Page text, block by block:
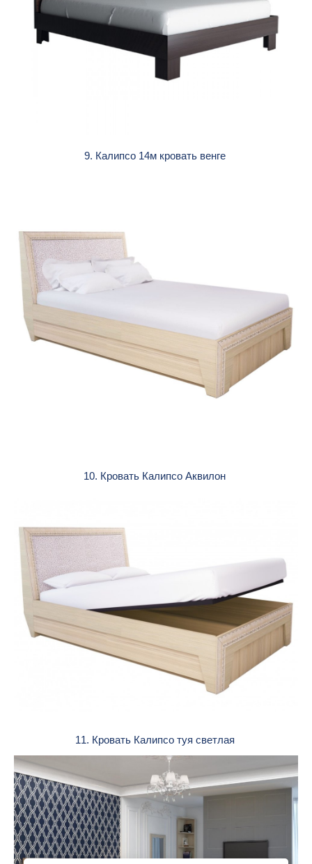
9. Калипсо 14м кровать венге
10. Кровать Калипсо Аквилон
11. Кровать Калипсо туя светлая